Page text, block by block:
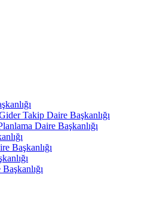
Takip Daire Başkanlığı
Daire Başkanlığı
Başkanlığı